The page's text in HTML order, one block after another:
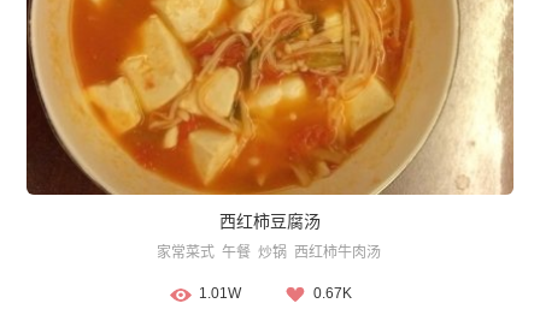
西红柿豆腐汤
家常菜式 午餐 炒锅 西红柿牛肉汤
1.01W 0.67K